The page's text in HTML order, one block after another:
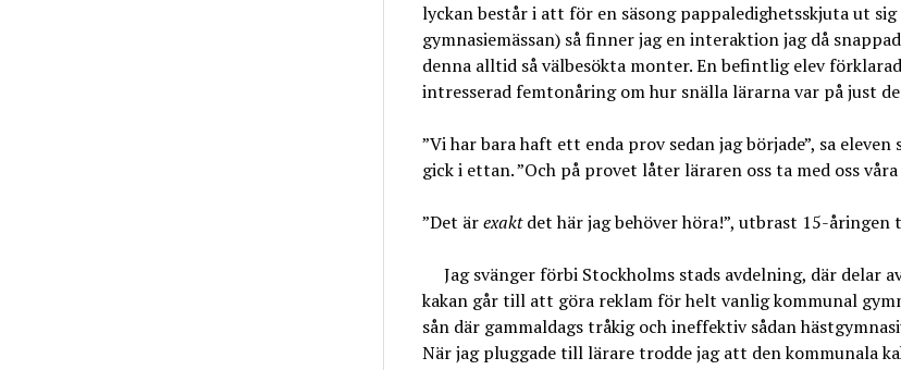
lyckan består i att för en säsong pappaledighetsskjuta ut
gymnasiemässan) så finner jag en interaktion jag då
denna alltid så välbesökta monter. En befintlig elev
intresserad femtonåring om hur snälla lärarna var på just
”Vi har bara haft ett enda prov sedan jag började”, sa eleven
gick i ettan. ”Och på provet låter läraren oss ta med oss
”Det ärexaktdet här jag behöver höra!”, utbrast 15-
Jag svänger förbi Stockholms stads avdelning, där delar
kakan går till att göra reklam för helt vanlig kommunal
sån där gammaldags tråkig och ineffektiv sådan
När jag pluggade till lärare trodde jag att den kommunala